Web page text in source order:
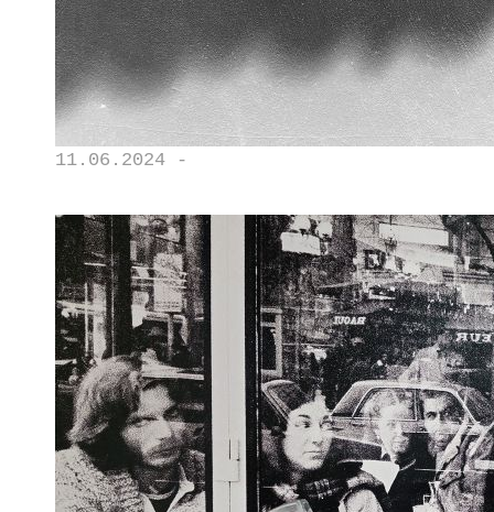
11.06.2024 -